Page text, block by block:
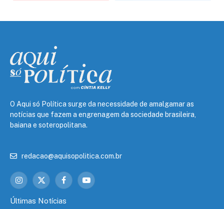
O Aqui só Política surge da necessidade de amalgamar as
notícias que fazem a engrenagem da sociedade brasileira,
baiana e soteropolitana.
redacao@aquisopolitica.com.br
Instagram
X
FacebookYouTube
Últimas Notícias